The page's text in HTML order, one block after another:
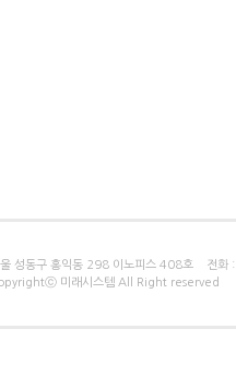
울 성동구 홍익동 298 이노피스 408호
미래시스템 All Right reserved